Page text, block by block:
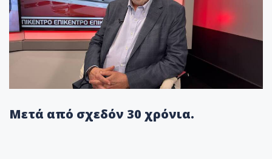
Μετά από σχεδόν 30 χρόνια.